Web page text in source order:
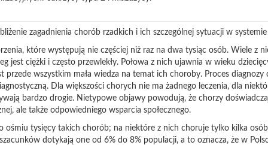
zagadnienia chorób rzadkich i ich szczególnej sytuacji w
które występują nie częściej niż raz na dwa tysiąc osób. Wiele z
jest ciężki i często przewlekły. Połowa z nich ujawnia w wieku
przede wszystkim mała wiedza na temat ich choroby. Proces
Dla większości chorych nie ma żadnego leczenia, dla
bardzo drogie. Nietypowe objawy powodują, że chorzy
ale także odpowiedniego wsparcia społecznego.
ośmiu tysięcy takich chorób; na niektóre z nich choruje tylko kilka
dotykają one od 6% do 8% populacji, a to oznacza, że w